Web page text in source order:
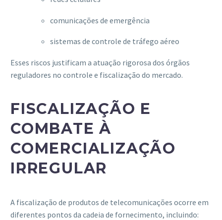
comunicações de emergência
sistemas de controle de tráfego aéreo
Esses riscos justificam a atuação rigorosa dos órgãos
reguladores no controle e fiscalização do mercado.
FISCALIZAÇÃO E
COMBATE À
COMERCIALIZAÇÃO
IRREGULAR
A fiscalização de produtos de telecomunicações ocorre em
diferentes pontos da cadeia de fornecimento, incluindo: